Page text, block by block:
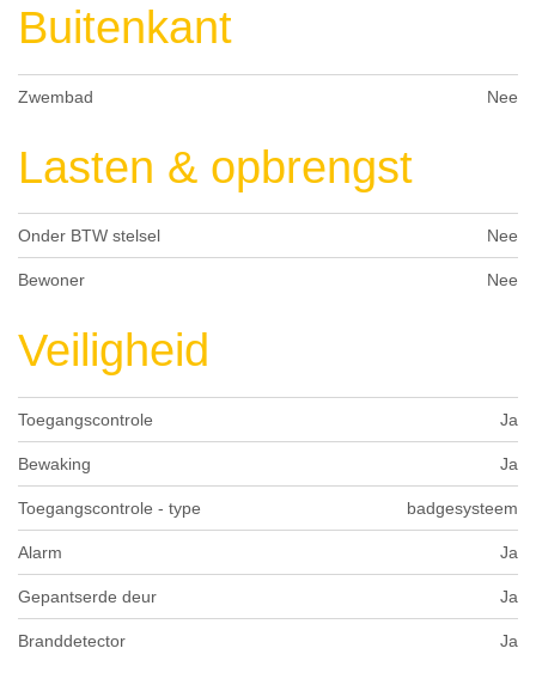
Buitenkant
Zwembad Nee
Lasten & opbrengst
Onder BTW stelsel Nee
Bewoner Nee
Veiligheid
Toegangscontrole Ja
Bewaking Ja
Toegangscontrole - type badgesysteem
Alarm Ja
Gepantserde deur Ja
Branddetector Ja